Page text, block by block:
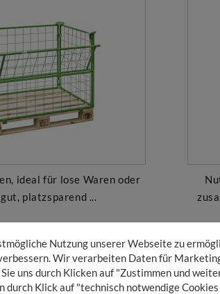
ideal für lose Waren oder
platzsparend ...
€Brutto: ab56,53€
& Versandkosten)
Nutzung unserer Webseite zu
Wir verarbeiten Daten für
uns durch Klicken auf "Zustimmen und
durch Klick auf "technisch notwendige Cookies